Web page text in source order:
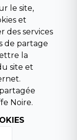
le site,
et
des services
de partage
la
site et
Noire.